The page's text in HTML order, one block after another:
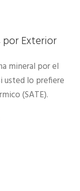
por Exterior
mineral por el
usted lo prefiere
(SATE).